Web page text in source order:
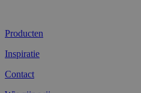
Producten
Inspiratie
Contact